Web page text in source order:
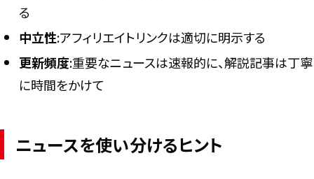
る
中立性:アフィリエイトリンクは適切に明示する
更新頻度:重要なニュースは速報的に、解説記事は丁寧
に時間をかけて
ニュースを使い分けるヒント